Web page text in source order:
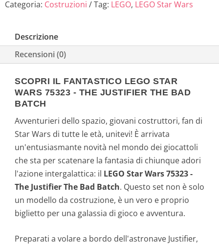
Categoria: Costruzioni Tag: LEGO, LEGO Star Wars
Descrizione
Recensioni (0)
SCOPRI IL FANTASTICO LEGO STAR
WARS 75323 - THE JUSTIFIER THE BAD
BATCH
Avventurieri dello spazio, giovani costruttori, fan di
Star Wars di tutte le età, unitevi! È arrivata
un'entusiasmante novità nel mondo dei giocattoli
che sta per scatenare la fantasia di chiunque adori
l'azione intergalattica: il LEGO Star Wars 75323 -
The Justifier The Bad Batch. Questo set non è solo
un modello da costruzione, è un vero e proprio
biglietto per una galassia di gioco e avventura.
Preparati a volare a bordo dell'astronave Justifier,